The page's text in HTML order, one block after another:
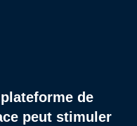
de
peut stimuler